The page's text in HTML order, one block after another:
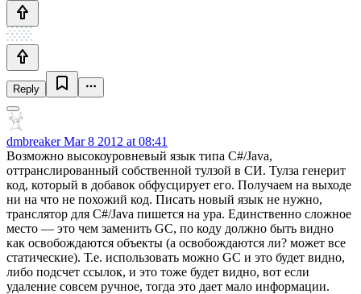
Reply
dmbreakerMar 8 2012 at 08:41
Возможно высокоуровневый язык типа C#/Java,
оттранслированный собственной тулзой в СИ. Тулза генерит
код, который в добавок обфусцирует его. Получаем на выходе
ни на что не похожий код. Писать новый язык не нужно,
транслятор для C#/Java пишется на ура. Единственно сложное
место — это чем заменить GC, по коду должно быть видно
как освобождаются объекты (а освобождаются ли? может все
статические). Т.е. использовать можно GC и это будет видно,
либо подсчет ссылок, и это тоже будет видно, вот если
удаление совсем ручное, тогда это дает мало информации.